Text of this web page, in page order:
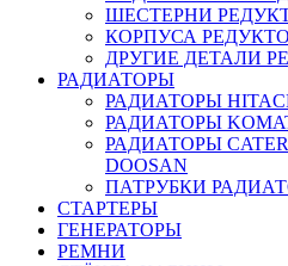
ШЕСТЕРНИ
КОРПУСА
ДРУГИЕ ДЕТАЛИ
РАДИАТОРЫ
РАДИАТОРЫ
РАДИАТОРЫ
РАДИАТОРЫ
DOOSAN
ПАТРУБКИ
СТАРТЕРЫ
ГЕНЕРАТОРЫ
РЕМНИ